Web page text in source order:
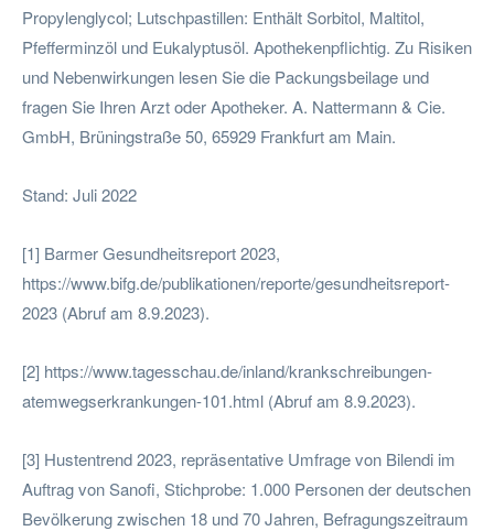
Propylenglycol; Lutschpastillen: Enthält Sorbitol, Maltitol,
Pfefferminzöl und Eukalyptusöl. Apothekenpflichtig. Zu Risiken
und Nebenwirkungen lesen Sie die Packungsbeilage und
fragen Sie Ihren Arzt oder Apotheker. A. Nattermann & Cie.
GmbH, Brüningstraße 50, 65929 Frankfurt am Main.
Stand: Juli 2022
[1] Barmer Gesundheitsreport 2023,
https://www.bifg.de/publikationen/reporte/gesundheitsreport-
2023 (Abruf am 8.9.2023).
[2] https://www.tagesschau.de/inland/krankschreibungen-
atemwegserkrankungen-101.html (Abruf am 8.9.2023).
[3] Hustentrend 2023, repräsentative Umfrage von Bilendi im
Auftrag von Sanofi, Stichprobe: 1.000 Personen der deutschen
Bevölkerung zwischen 18 und 70 Jahren, Befragungszeitraum